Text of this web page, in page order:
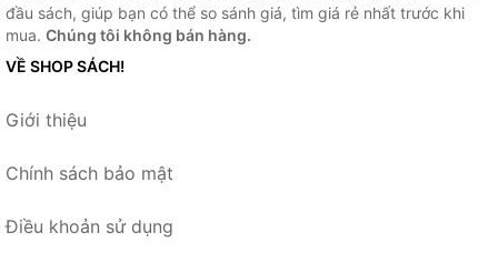
đầu sách, giúp bạn có thể so sánh giá, tìm giá rẻ nhất trước khi
mua. Chúng tôi không bán hàng.
VỀ SHOP SÁCH!
Giới thiệu
Chính sách bảo mật
Điều khoản sử dụng